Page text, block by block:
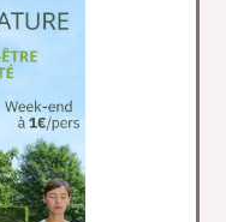
Et De La
VOIR LE DÉTAIL